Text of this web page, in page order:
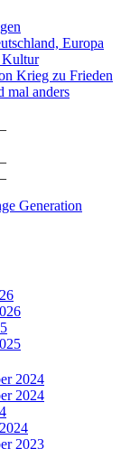
Europa
Kultur
Krieg zu Frieden
mal anders
Generation
2024
2024
2023